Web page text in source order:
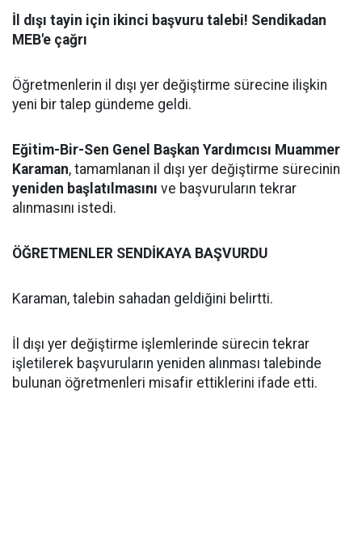
İl dışı tayin için ikinci başvuru talebi! Sendikadan
MEB'e çağrı
Öğretmenlerin il dışı yer değiştirme sürecine ilişkin
yeni bir talep gündeme geldi.
Eğitim-Bir-Sen Genel Başkan Yardımcısı Muammer
Karaman, tamamlanan il dışı yer değiştirme sürecinin
yeniden başlatılmasını ve başvuruların tekrar
alınmasını istedi.
ÖĞRETMENLER SENDİKAYA BAŞVURDU
Karaman, talebin sahadan geldiğini belirtti.
İl dışı yer değiştirme işlemlerinde sürecin tekrar
işletilerek başvuruların yeniden alınması talebinde
bulunan öğretmenleri misafir ettiklerini ifade etti.